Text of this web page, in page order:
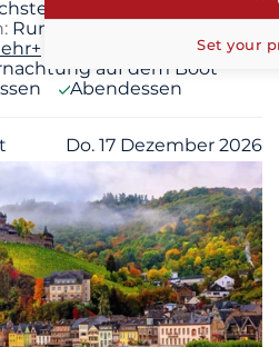
Regionen
Rundgang durch Cochem
auf dem Boot
Abendessen
Do. 17 Dezember 2026
Set your